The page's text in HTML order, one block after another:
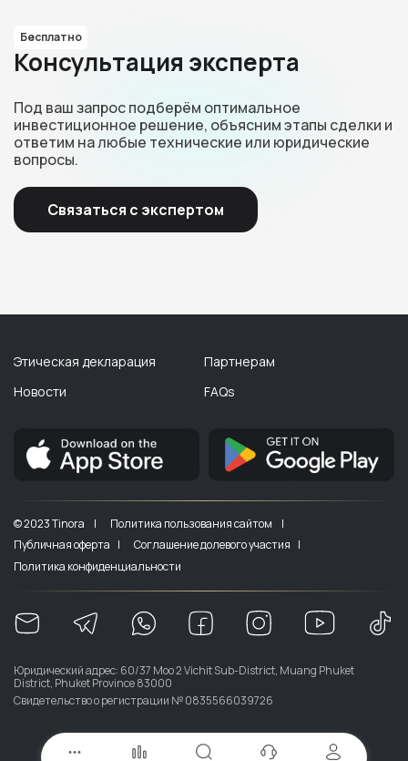
Бесплатно
Консультация эксперта
Под ваш запрос подберём оптимальное
инвестиционное решение, объясним этапы сделки и
ответим на любые технические или юридические
вопросы.
Связаться с экспертом
Этическая декларация
Новости
Партнерам
FAQs
© 2023 Tinora |
Политика пользования сайтом |
Публичная оферта |
Соглашение долевого участия |
Политика конфиденциальности
Юридический адрес: 60/37 Moo 2 Vichit Sub-District, Muang Phuket
District, Phuket Province 83000
Свидетельство о регистрации № 0835566039726